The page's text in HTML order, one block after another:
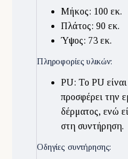
Μήκος: 100 εκ.
Πλάτος: 90 εκ.
Ύψος: 73 εκ.
Πληροφορίες υλικών:
PU: Το PU
προσφέρει την
δέρματος, ενώ
στη συντήρηση.
Οδηγίες συντήρησης: